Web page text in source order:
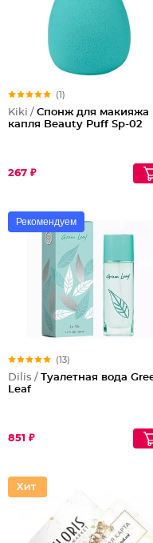
(1)
Kiki / Спонж для макияжа
капля Beauty Puff Sp-02
267 ₽
Рекомендуем
(13)
Dilis / Туалетная вода
Leaf
851 ₽